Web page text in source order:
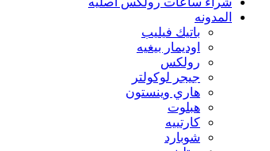
المدونه
باتيك فيليب
اوديمار بيغيه
رولكس
جيجر لوكولتر
هاري وينستون
هبلوت
كارتييه
شوبارد